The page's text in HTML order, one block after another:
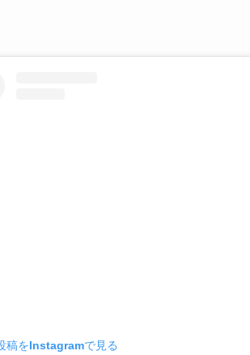
稿をInstagramで見る